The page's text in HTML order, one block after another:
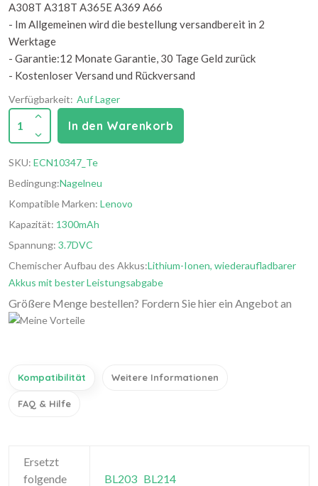
A308T A318T A365E A369 A66
- Im Allgemeinen wird die bestellung versandbereit in 2
Werktage
- Garantie:12 Monate Garantie, 30 Tage Geld zurück
- Kostenloser Versand und Rückversand
Verfügbarkeit: Auf Lager
1 In den Warenkorb
SKU: ECN10347_Te
Bedingung:Nagelneu
Kompatible Marken: Lenovo
Kapazität: 1300mAh
Spannung: 3.7DVC
Chemischer Aufbau des Akkus:Lithium-Ionen, wiederaufladbarer
Akkus mit bester Leistungsabgabe
Größere Menge bestellen? Fordern Sie hier ein Angebot an
Kompatibilität Weitere Informationen
FAQ & Hilfe
Ersetzt
folgende
BL203 BL214